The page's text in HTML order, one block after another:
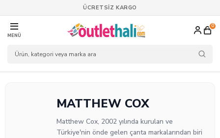
ÜCRETSİZ KARGO
MENÜ
0
MATTHEW COX
Matthew Cox, 2002 yılında kurulan ve
Türkiye'nin önde gelen çanta markalarından biri